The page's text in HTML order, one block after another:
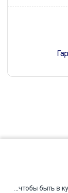
...чтобы быть в